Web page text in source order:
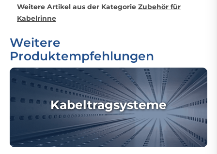
Weitere Artikel aus der Kategorie Zubehör für
Kabelrinne
Weitere
Produktempfehlungen
Kabeltragsysteme